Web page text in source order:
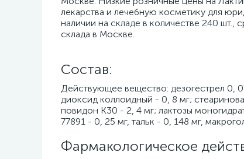
лекарства и лечебную косметику для
наличии на складе в количестве 240 шт.,
склада в Москве.
Cостав:
Действующее вещество: дезогестрел 0,
диоксид коллоидный - 0, 8 мг;
повидон К30 - 2, 4 мг; лактозы
77891 - 0, 25 мг, тальк - 0, 148 мг,
Фармакологическое